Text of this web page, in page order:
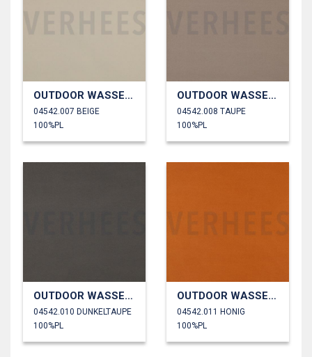
OUTDOOR WASSERDICHT
04542.007 BEIGE
100%PL
OUTDOOR WASSERDICHT
04542.008 TAUPE
100%PL
OUTDOOR WASSERDICHT
04542.010 DUNKELTAUPE
100%PL
OUTDOOR WASSERDICHT
04542.011 HONIG
100%PL